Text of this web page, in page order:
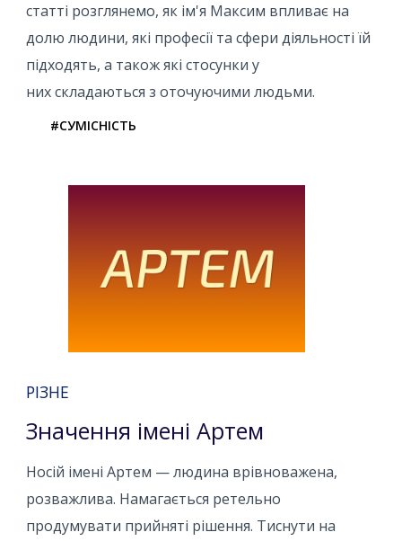
статті розглянемо, як ім'я Максим впливає на
долю людини, які професії та сфери діяльності їй
підходять, а також які стосунки у
них складаються з оточуючими людьми.
#СУМІСНІСТЬ
РІЗНЕ
Значення імені Артем
Носій імені Артем — людина врівноважена,
розважлива. Намагається ретельно
продумувати прийняті рішення. Тиснути на